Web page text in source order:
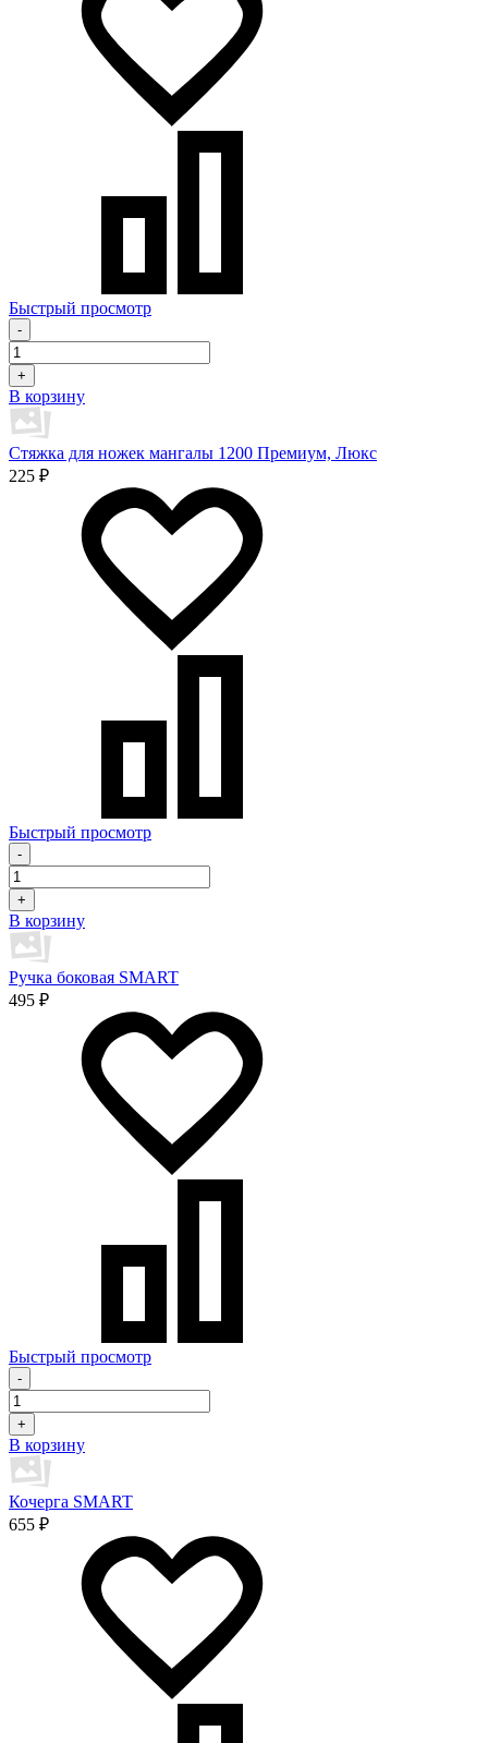
Быстрый просмотр
-
+
В корзину
Стяжка для ножек мангалы 1200 Премиум, Люкс
225 ₽
Быстрый просмотр
-
+
В корзину
Ручка боковая SMART
495 ₽
Быстрый просмотр
-
+
В корзину
Кочерга SMART
655 ₽